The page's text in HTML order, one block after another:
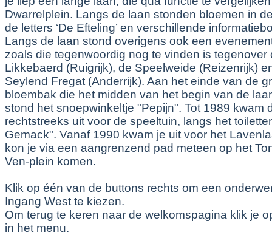
Dwarrelplein. Langs de laan stonden bloemen in
de letters ‘De Efteling’ en verschillende
Langs de laan stond overigens ook een
zoals die tegenwoordig nog te vinden is tegenover
Likkebaerd (Ruigrijk), de Speelweide (Reizenrijk)
Seylend Fregat (Anderrijk). Aan het einde van de
bloembak die het midden van het begin van de
stond het snoepwinkeltje "Pepijn". Tot 1989 kwam
rechtstreeks uit voor de speeltuin, langs het
Gemack". Vanaf 1990 kwam je uit voor het
kon je via een aangrenzend pad meteen op het
Ven-plein komen.
Klik op één van de buttons rechts om een
Ingang West te kiezen.
Om terug te keren naar de welkomspagina klik je
in het menu.